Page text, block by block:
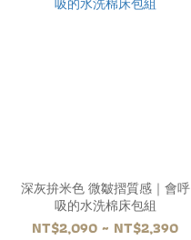
深灰拚米色 微皺摺質感｜會呼
吸的水洗棉床包組
NT$2,090 ~ NT$2,390